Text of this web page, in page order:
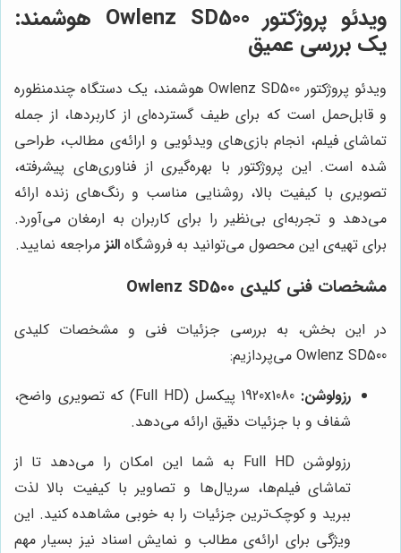
ویدئو پروژکتور Owlenz SD500 هوشمند:
یک بررسی عمیق
ویدئو پروژکتور Owlenz SD500 هوشمند، یک دستگاه چندمنظوره
و قابل‌حمل است که برای طیف گسترده‌ای از کاربردها، از جمله
تماشای فیلم، انجام بازی‌های ویدئویی و ارائه‌ی مطالب، طراحی
شده است. این پروژکتور با بهره‌گیری از فناوری‌های پیشرفته،
تصویری با کیفیت بالا، روشنایی مناسب و رنگ‌های زنده ارائه
می‌دهد و تجربه‌ای بی‌نظیر را برای کاربران به ارمغان می‌آورد.
برای تهیه‌ی این محصول می‌توانید به فروشگاه النز مراجعه نمایید.
مشخصات فنی کلیدی Owlenz SD500
در این بخش، به بررسی جزئیات فنی و مشخصات کلیدی
Owlenz SD500 می‌پردازیم:
رزولوشن:
1920x1080 پیکسل (Full HD) که تصویری واضح،
شفاف و با جزئیات دقیق ارائه می‌دهد.
رزولوشن Full HD به شما این امکان را می‌دهد تا از
تماشای فیلم‌ها، سریال‌ها و تصاویر با کیفیت بالا لذت
ببرید و کوچک‌ترین جزئیات را به خوبی مشاهده کنید. این
ویژگی برای ارائه‌ی مطالب و نمایش اسناد نیز بسیار مهم